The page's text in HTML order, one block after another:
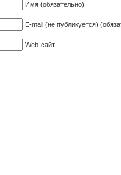
Имя (обязательно)
E-mail (не публикуется)
Web-сайт